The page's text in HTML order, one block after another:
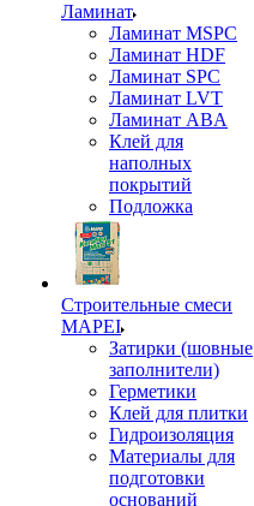
Ламинат
Ламинат MSPC
Ламинат HDF
Ламинат SPC
Ламинат LVT
Ламинат ABA
Клей для
наполных
покрытий
Подложка
Строительные смеси
MAPEI
Затирки (шовные
заполнители)
Герметики
Клей для плитки
Гидроизоляция
Материалы для
подготовки
оснований